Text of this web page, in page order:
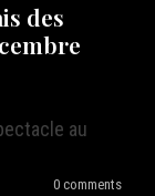
des
au
0 comments